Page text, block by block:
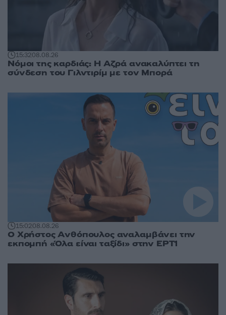
15:3208.08.26
Νόμοι της καρδιάς: Η Αζρά ανακαλύπτει τη
σύνδεση του Γιλντιρίμ με τον Μπορά
15:0208.08.26
Ο Χρήστος Ανθόπουλος αναλαμβάνει την
εκπομπή «Όλα είναι ταξίδι» στην ΕΡΤ1